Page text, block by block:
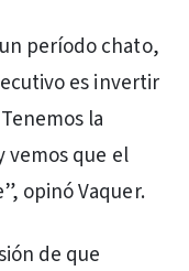
período chato,
es invertir
la
vemos que el
opinó Vaquer.
de que